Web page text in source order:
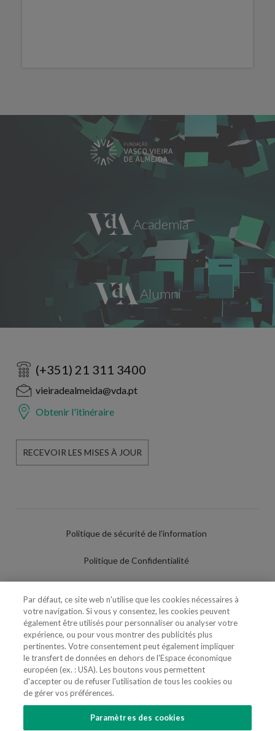
(+351) 21 311 3400
vieiradealmeida@vda.pt
Obtenir l'itinéraire
RECEVOIR LES MISES À JOUR
Politique de sécurité de l'information
Politique de Confidentialité
Politique de Cookies
Paramètres des cookies
Utilisation Frauduleuse du Nom/Brand
Par défaut, ce site web n'utilise que les cookies nécessaires à
votre navigation. Si vous y consentez, les cookies peuvent
également être utilisés pour personnaliser ou analyser votre
expérience, ou pour vous montrer des publicités plus
pertinentes. Votre consentement peut également impliquer
le transfert de données en dehors de l'Espace économique
européen (ex. : USA). Les boutons vous permettent
d'accepter ou de refuser l'utilisation de tous les cookies ou
de gérer vos préférences.
Paramètres des cookies